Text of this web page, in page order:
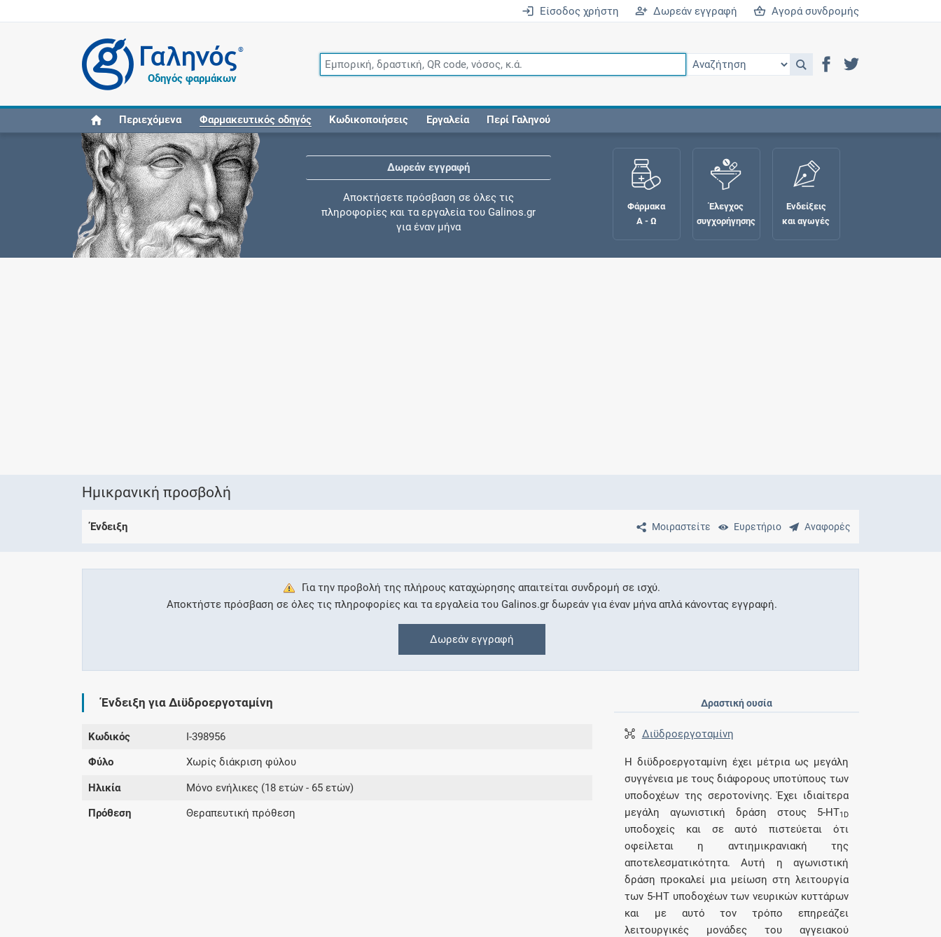
Είσοδος χρήστη Δωρεάν εγγραφή Αγορά συνδρομής
®
Οδηγός φαρμάκων
Περιεχόμενα Φαρμακευτικός οδηγός Κωδικοποιήσεις Εργαλεία Περί Γαληνού
Δωρεάν εγγραφή
Αποκτήσετε πρόσβαση σε όλες τις
πληροφορίες και τα εργαλεία του Galinos.gr
για έναν μήνα
ενός φαρμάκου κατά τη διάρκεια της
εγκυμοσύνης ή του θηλασμού
Συνδρομές
Φάρμακα
Α - Ω
Έλεγχος
συγχορήγησης
Ενδείξεις
και αγωγές
Ημικρανική προσβολή
Μοιραστείτε Ευρετήριο Αναφορές
Ένδειξη
Για την προβολή της πλήρους καταχώρησης απαιτείται συνδρομή σε ισχύ.
Αποκτήστε πρόσβαση σε όλες τις πληροφορίες και τα εργαλεία του Galinos.gr δωρεάν για έναν μήνα απλά κάνοντας εγγραφή.
Δωρεάν εγγραφή
Ένδειξη για Διϋδροεργοταμίνη
Κωδικός I-398956
Φύλο Χωρίς διάκριση φύλου
Ηλικία Μόνο ενήλικες (18 ετών - 65 ετών)
Πρόθεση Θεραπευτική πρόθεση
Δραστική ουσία
Διϋδροεργοταμίνη
Η διϋδροεργοταμίνη έχει μέτρια ως μεγάλη
συγγένεια με τους διάφορους υποτύπους των
υποδοχέων της σεροτονίνης. Έχει ιδιαίτερα
μεγάλη αγωνιστική δράση στους 5-HT1D
υποδοχείς και σε αυτό πιστεύεται ότι
οφείλεται η αντιημικρανιακή της
αποτελεσματικότητα. Αυτή η αγωνιστική
δράση προκαλεί μια μείωση στη λειτουργία
των 5-HT υποδοχέων των νευρικών κυττάρων
και με αυτό τον τρόπο επηρεάζει
λειτουργικές μονάδες του αγγειακού